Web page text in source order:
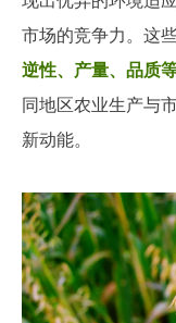
市场的竞争力。这
逆性、产量、品质
同地区农业生产与
新动能。